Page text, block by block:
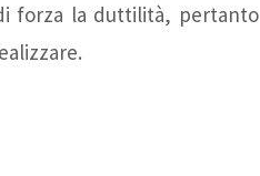
forza la duttilità, pertanto